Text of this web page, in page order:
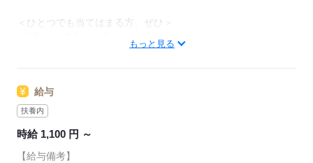
カウンターデビュー。
レジのメニューは写真付き！
先輩からのメッセージ
誰がクルーとして働いても「仕事がわかりやすい」
そんな環境を目指しています
・資材の補充
調理にはすべてマニュアルあり◎
料理をしたことがない人でも
サクサク覚えられます。
＜ひとつでも当てはまる方、ぜひ＞
□シフトを自由に組めるとうれしい
□働くのはかなりひさびさ or 初めて
□よく知ってるお店だと安心
主婦（夫）さんが多数活躍中。
もっと見る
給与
扶養内
時給 1,100 円 ～
【給与備考】